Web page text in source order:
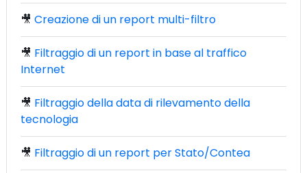
🎥 Creazione di un report multi-filtro
🎥 Filtraggio di un report in base al traffico
Internet
🎥 Filtraggio della data di rilevamento della
tecnologia
🎥 Filtraggio di un report per Stato/Contea